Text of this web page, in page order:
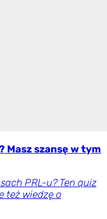
Masz szansę w tym
PRL-u? Ten quiz
też wiedzę o